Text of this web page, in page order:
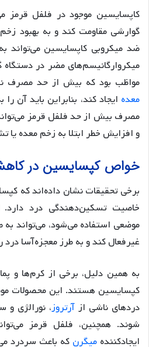
کاپسایسین موجود در فلفل قرمز
گوارشی مقاومت کند و به بهبود
ضد میکروبی کاپسایسین می‌تواند به
میکروارگانیسم‌های مضر در
مواظب بود که بیش از حد مصرف
معده ایجاد کند، بنابراین باید
مصرف بیش از حد فلفل قرمز
و افزایش خطر ابتلا به زخم معده یا
خواص کپسایسین در
برخی تحقیقات نشان داده‌اند که
خاصیت تسکین‌دهندگی درد
موضعی استفاده می‌شود، می‌تواند به
غیرفعال کند و به طرز معجزه‌آسا
به همین دلیل، برخی از کرم‌ها و
کپسایسین هستند. این محصولات
دردهای ناشی از آرتروز، نورالژی و
شوند. همچنین، فلفل قرمز
ایجادکنندهمیگرن که باعث سردرد